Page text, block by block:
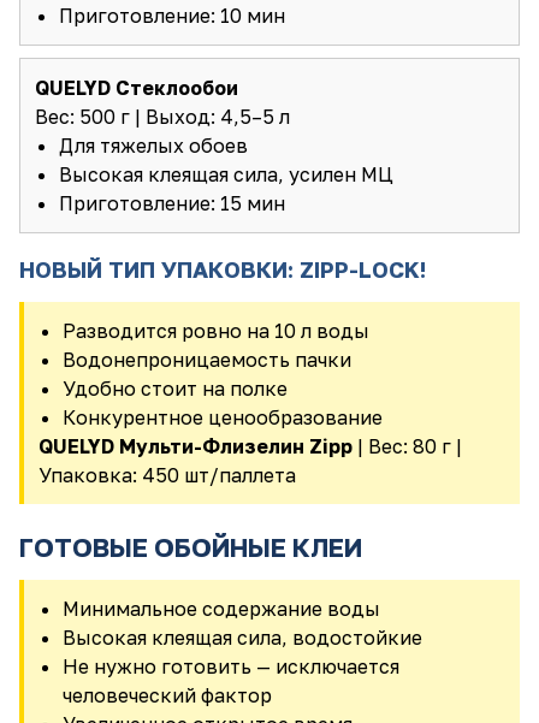
Приготовление: 10 мин
QUELYD Стеклообои
Вес: 500 г | Выход: 4,5–5 л
Для тяжелых обоев
Высокая клеящая сила, усилен МЦ
Приготовление: 15 мин
НОВЫЙ ТИП УПАКОВКИ: ZIPP-LOCK!
Разводится ровно на 10 л воды
Водонепроницаемость пачки
Удобно стоит на полке
Конкурентное ценообразование
QUELYD Мульти-Флизелин Zipp | Вес: 80 г |
Упаковка: 450 шт/паллета
ГОТОВЫЕ ОБОЙНЫЕ КЛЕИ
Минимальное содержание воды
Высокая клеящая сила, водостойкие
Не нужно готовить — исключается
человеческий фактор